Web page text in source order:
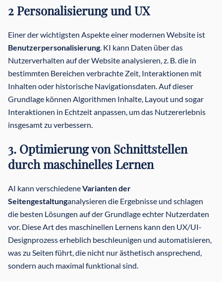
2 Personalisierung und UX
Einer der wichtigsten Aspekte einer modernen Website ist
Benutzerpersonalisierung. KI kann Daten über das
Nutzerverhalten auf der Website analysieren, z. B. die in
bestimmten Bereichen verbrachte Zeit, Interaktionen mit
Inhalten oder historische Navigationsdaten. Auf dieser
Grundlage können Algorithmen Inhalte, Layout und sogar
Interaktionen in Echtzeit anpassen, um das Nutzererlebnis
insgesamt zu verbessern.
3. Optimierung von Schnittstellen
durch maschinelles Lernen
AI kann verschiedeneVarianten der
Seitengestaltunganalysieren die Ergebnisse und schlagen
die besten Lösungen auf der Grundlage echter Nutzerdaten
vor. Diese Art des maschinellen Lernens kann den UX/UI-
Designprozess erheblich beschleunigen und automatisieren,
was zu Seiten führt, die nicht nur ästhetisch ansprechend,
sondern auch maximal funktional sind.